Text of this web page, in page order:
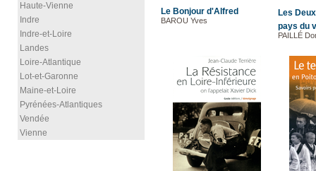
Haute-Vienne
Indre
Indre-et-Loire
Landes
Loire-Atlantique
Lot-et-Garonne
Maine-et-Loire
Pyrénées-Atlantiques
Vendée
Vienne
Le Bonjour d'Alfred
BAROU Yves
Les
pays du
PAILLÉ